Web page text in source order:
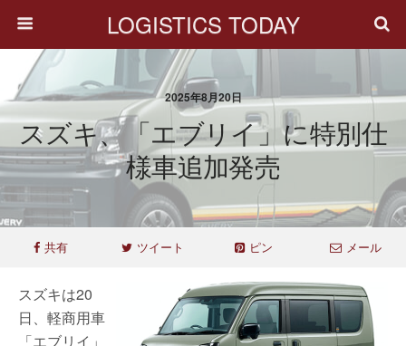
LOGISTICS TODAY
2025年8月20日
スズキ、「エブリイ」に特別仕
様車追加発売
共有 ツイート ピン メール
スズキは20
日、軽商用車
「エブリイ」